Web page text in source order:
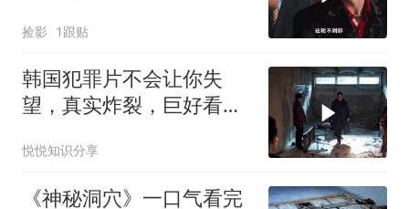
谋
捡影 1跟贴
韩国犯罪片不会让你失
望，真实炸裂，巨好看！
悦悦知识分享
《神秘洞穴》一口气看完